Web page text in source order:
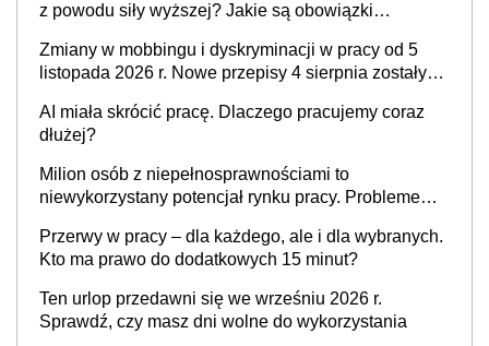
z powodu siły wyższej? Jakie są obowiązki
Zmiany w mobbingu i dyskryminacji w pracy od 5
listopada 2026 r. Nowe przepisy 4 sierpnia zostały
AI miała skrócić pracę. Dlaczego pracujemy coraz
dłużej?
Milion osób z niepełnosprawnościami to
niewykorzystany potencjał rynku pracy. Problemem
refundacji, ale bariery po stronie systemu i
świadomości pracodawców [WYWIAD]
Przerwy w pracy – dla każdego, ale i dla wybranych.
Kto ma prawo do dodatkowych 15 minut?
Ten urlop przedawni się we wrześniu 2026 r.
Sprawdź, czy masz dni wolne do wykorzystania